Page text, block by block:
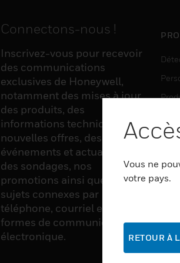
Connectons-nous !
Inscrivez-vous pour recevoir
des communications
exclusives de Honeywell,
notamment des mises à jour
des produits, des
informations techniques, de
nouvelles offres, des
événements et actualités,
des sondages, nos
promotions ainsi que divers
sujets connexes par
téléphone, courriel et autres
formes de communication
électronique.
Vous ne
votre pays.
RETOUR À